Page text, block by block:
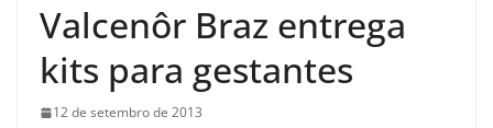
Valcenôr Braz entrega
kits para gestantes
12 de setembro de 2013